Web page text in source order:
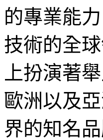
的專業能
技術的全
上扮演著
歐洲以及
界的知名